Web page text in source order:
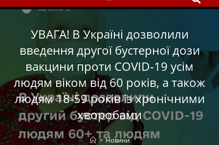
УВАГА! В Україні дозволили
введення другої бустерної дози
вакцини проти COVID-19 усім
людям віком від 60 років, а також
людям 18-59 років із хронічними
хворобами
> Новини